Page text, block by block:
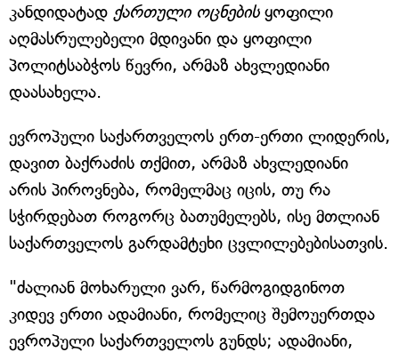
კანდიდატად ქართული ოცნებისყოფილი
აღმასრულებელი მდივანი და ყოფილი
პოლიტსაბჭოს წევრი, არმაზ ახვლედიანი
დაასახელა.
ევროპული საქართველოს ერთ-ერთი ლიდერის,
დავით ბაქრაძის თქმით, არმაზ ახვლედიანი
არის პიროვნება, რომელმაც იცის, თუ რა
სჭირდებათ როგორც ბათუმელებს, ისე მთლიან
საქართველოს გარდამტეხი ცვლილებებისათვის.
"ძალიან მოხარული ვარ, წარმოგიდგინოთ
კიდევ ერთი ადამიანი, რომელიც შემოუერთდა
ევროპული საქართველოს გუნდს; ადამიანი,